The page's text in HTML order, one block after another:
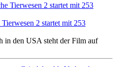
2 startet mit 253
in den USA steht der Film auf